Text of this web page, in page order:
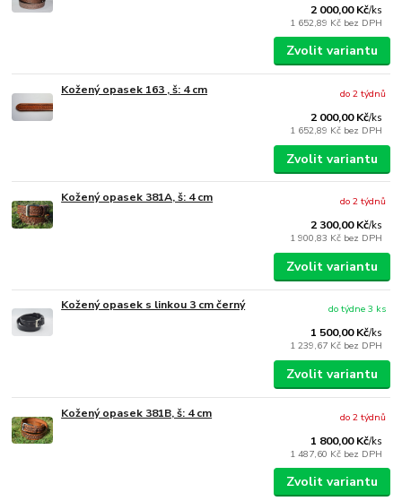
2 000,00 Kč/ks
1 652,89 Kč bez DPH
Zvolit variantu
Kožený opasek 163 , š: 4 cm
2 000,00 Kč/ks
1 652,89 Kč bez DPH
do 2 týdnů
Zvolit variantu
Kožený opasek 381A, š: 4 cm
2 300,00 Kč/ks
1 900,83 Kč bez DPH
do 2 týdnů
Zvolit variantu
Kožený opasek s linkou 3 cm černý
1 500,00 Kč/ks
1 239,67 Kč bez DPH
do týdne 3 ks
Zvolit variantu
Kožený opasek 381B, š: 4 cm
1 800,00 Kč/ks
1 487,60 Kč bez DPH
do 2 týdnů
Zvolit variantu